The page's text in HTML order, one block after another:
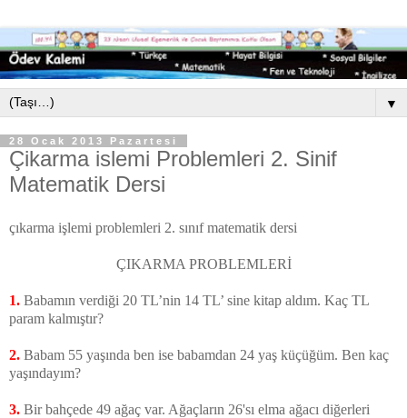
▼
28 Ocak 2013 Pazartesi
Çikarma islemi Problemleri 2. Sinif
Matematik Dersi
çıkarma işlemi problemleri 2. sınıf matematik dersi
ÇIKARMA PROBLEMLERİ
1. Babamın verdiği 20 TL’nin 14 TL’ sine kitap aldım. Kaç TL
param kalmıştır?
2. Babam 55 yaşında ben ise babamdan 24 yaş küçüğüm. Ben kaç
yaşındayım?
3. Bir bahçede 49 ağaç var. Ağaçların 26'sı elma ağacı diğerleri